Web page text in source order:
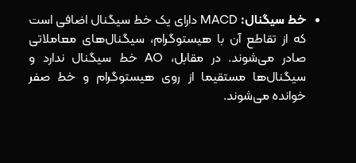
خط سیگنال:
MACD دارای یک خط سیگنال اضافی است
که از تقاطع آن با هیستوگرام، سیگنال‌های معاملاتی
صادر می‌شوند. در مقابل، AO خط سیگنال ندارد و
سیگنال‌ها مستقیما از روی هیستوگرام و خط صفر
خوانده می‌شوند.